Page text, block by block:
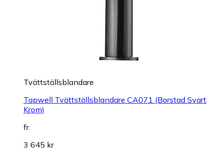
Tvättställsblandare
Tapwell Tvättställsblandare CA071 (Borstad Svart
Krom)
fr.
3 645 kr